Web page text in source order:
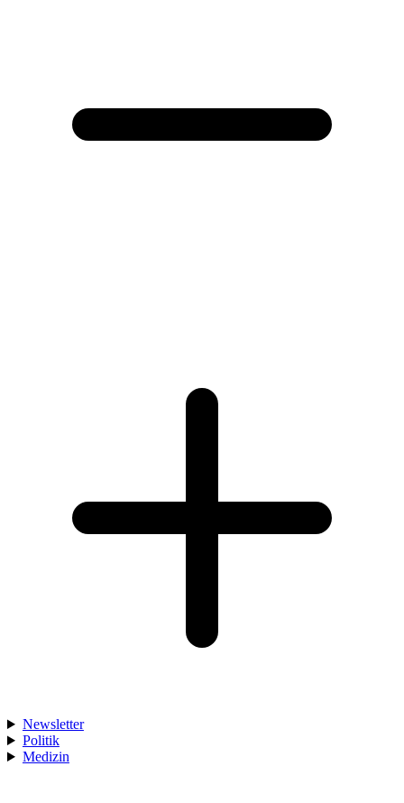
Newsletter
Politik
Medizin